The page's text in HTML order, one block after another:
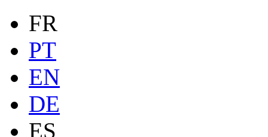
Jump to navigation
FR
PT
EN
DE
ES